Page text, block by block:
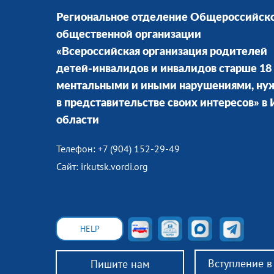
Региональное отделение
общественной организации
«Всероссийская организация родителей
детей-инвалидов и инвалидов старше 18
ментальными и иными нарушениями,
в представительстве своих интересов» в
области
Телефон: +7 (904) 152-29-49
Сайт: irkutsk.vordi.org
Пишите нам Вступление
HELP